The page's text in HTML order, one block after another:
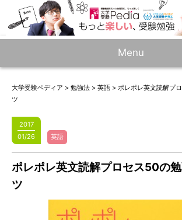
Menu
大学受験ペディア > 勉強法 > 英語 > ポレポレ英文読解プ
ツ
2017
01/26
英語
ポレポレ英文読解プロセス50の
ツ